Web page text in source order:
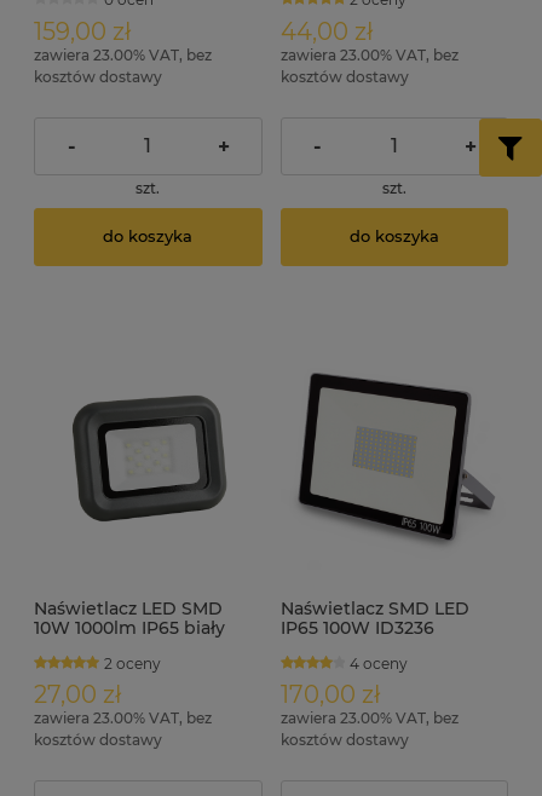
159,00 zł
zawiera 23.00% VAT, bez
kosztów dostawy
- +
szt.
do koszyka
44,00 zł
zawiera 23.00% VAT, bez
kosztów dostawy
- +
szt.
do koszyka
Naświetlacz LED SMD
10W 1000lm IP65 biały
2 oceny
27,00 zł
zawiera 23.00% VAT, bez
kosztów dostawy
Naświetlacz SMD LED
IP65 100W ID3236
4 oceny
170,00 zł
zawiera 23.00% VAT, bez
kosztów dostawy